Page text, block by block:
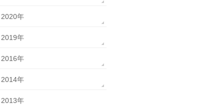
2020年
2019年
2016年
2014年
2013年